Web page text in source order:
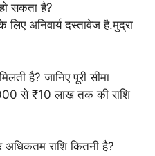
सकता है?
अनिवार्य दस्तावेज है.मुद्रा
है? जानिए पूरी सीमा
से ₹10 लाख तक की राशि
राशि कितनी है?